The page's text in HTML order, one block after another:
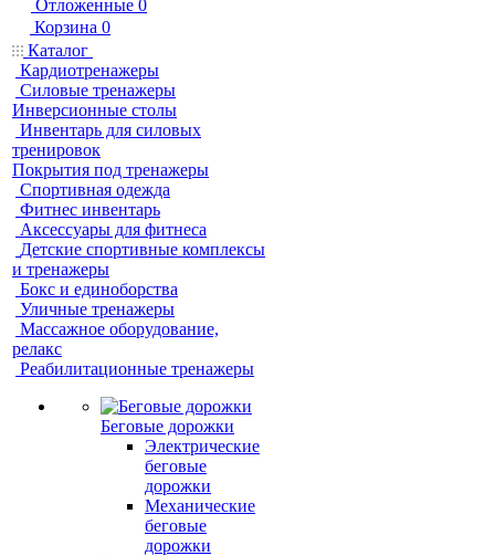
Отложенные 0
Корзина 0
Каталог
Кардиотренажеры
Силовые тренажеры
Инверсионные столы
Инвентарь для силовых
тренировок
Покрытия под тренажеры
Спортивная одежда
Фитнес инвентарь
Аксессуары для фитнеса
Детские спортивные комплексы
и тренажеры
Бокс и единоборства
Уличные тренажеры
Массажное оборудование,
релакс
Реабилитационные тренажеры
Беговые дорожки
Электрические
беговые
дорожки
Механические
беговые
дорожки